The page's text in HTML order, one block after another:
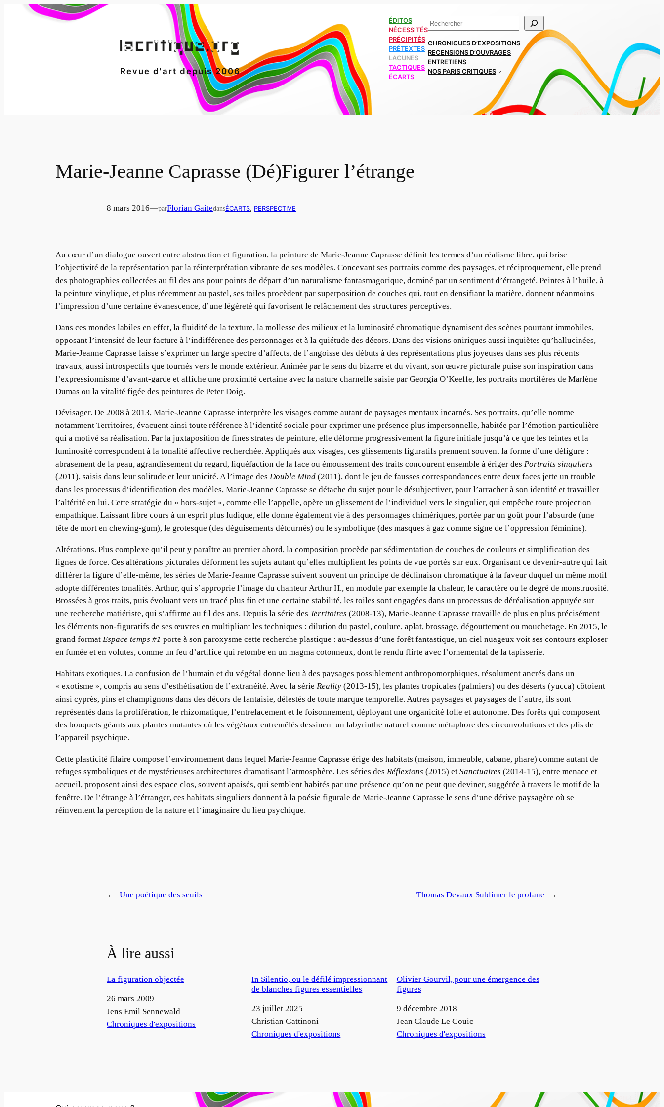
Revue d'art depuis 2006
ÉDITOS
NÉCESSITÉS
PRÉCIPITÉS
PRÉTEXTES
LACUNES
TACTIQUES
ÉCARTS
Rechercher
CHRONIQUES D’EXPOSITIONS
RECENSIONS D’OUVRAGES
ENTRETIENS
NOS PARIS CRITIQUES
Marie-Jeanne Caprasse (Dé)Figurer l’étrange
8 mars 2016—parFlorian GaitedansÉCARTS, PERSPECTIVE
Au cœur d’un dialogue ouvert entre abstraction et figuration, la peinture de Marie-Jeanne Caprasse définit les termes d’un réalisme libre, qui brise
l’objectivité de la représentation par la réinterprétation vibrante de ses modèles. Concevant ses portraits comme des paysages, et réciproquement, elle prend
des photographies collectées au fil des ans pour points de départ d’un naturalisme fantasmagorique, dominé par un sentiment d’étrangeté. Peintes à l’huile, à
la peinture vinylique, et plus récemment au pastel, ses toiles procèdent par superposition de couches qui, tout en densifiant la matière, donnent néanmoins
l’impression d’une certaine évanescence, d’une légèreté qui favorisent le relâchement des structures perceptives.
Dans ces mondes labiles en effet, la fluidité de la texture, la mollesse des milieux et la luminosité chromatique dynamisent des scènes pourtant immobiles,
opposant l’intensité de leur facture à l’indifférence des personnages et à la quiétude des décors. Dans des visions oniriques aussi inquiètes qu’hallucinées,
Marie-Jeanne Caprasse laisse s’exprimer un large spectre d’affects, de l’angoisse des débuts à des représentations plus joyeuses dans ses plus récents
travaux, aussi introspectifs que tournés vers le monde extérieur. Animée par le sens du bizarre et du vivant, son œuvre picturale puise son inspiration dans
l’expressionnisme d’avant-garde et affiche une proximité certaine avec la nature charnelle saisie par Georgia O’Keeffe, les portraits mortifères de Marlène
Dumas ou la vitalité figée des peintures de Peter Doig.
Dévisager. De 2008 à 2013, Marie-Jeanne Caprasse interprète les visages comme autant de paysages mentaux incarnés. Ses portraits, qu’elle nomme
notamment Territoires, évacuent ainsi toute référence à l’identité sociale pour exprimer une présence plus impersonnelle, habitée par l’émotion particulière
qui a motivé sa réalisation. Par la juxtaposition de fines strates de peinture, elle déforme progressivement la figure initiale jusqu’à ce que les teintes et la
luminosité correspondent à la tonalité affective recherchée. Appliqués aux visages, ces glissements figuratifs prennent souvent la forme d’une défigure :
abrasement de la peau, agrandissement du regard, liquéfaction de la face ou émoussement des traits concourent ensemble à ériger des Portraits singuliers
(2011), saisis dans leur solitude et leur unicité. A l’image des Double Mind (2011), dont le jeu de fausses correspondances entre deux faces jette un trouble
dans les processus d’identification des modèles, Marie-Jeanne Caprasse se détache du sujet pour le désubjectiver, pour l’arracher à son identité et travailler
l’altérité en lui. Cette stratégie du « hors-sujet », comme elle l’appelle, opère un glissement de l’individuel vers le singulier, qui empêche toute projection
empathique. Laissant libre cours à un esprit plus ludique, elle donne également vie à des personnages chimériques, portée par un goût pour l’absurde (une
tête de mort en chewing-gum), le grotesque (des déguisements détournés) ou le symbolique (des masques à gaz comme signe de l’oppression féminine).
Altérations. Plus complexe qu’il peut y paraître au premier abord, la composition procède par sédimentation de couches de couleurs et simplification des
lignes de force. Ces altérations picturales déforment les sujets autant qu’elles multiplient les points de vue portés sur eux. Organisant ce devenir-autre qui fait
différer la figure d’elle-même, les séries de Marie-Jeanne Caprasse suivent souvent un principe de déclinaison chromatique à la faveur duquel un même motif
adopte différentes tonalités. Arthur, qui s’approprie l’image du chanteur Arthur H., en module par exemple la chaleur, le caractère ou le degré de monstruosité.
Brossées à gros traits, puis évoluant vers un tracé plus fin et une certaine stabilité, les toiles sont engagées dans un processus de déréalisation appuyée sur
une recherche matiériste, qui s’affirme au fil des ans. Depuis la série des Territoires (2008-13), Marie-Jeanne Caprasse travaille de plus en plus précisément
les éléments non-figuratifs de ses œuvres en multipliant les techniques : dilution du pastel, coulure, aplat, brossage, dégouttement ou mouchetage. En 2015, le
grand format Espace temps #1 porte à son paroxysme cette recherche plastique : au-dessus d’une forêt fantastique, un ciel nuageux voit ses contours exploser
en fumée et en volutes, comme un feu d’artifice qui retombe en un magma cotonneux, dont le rendu flirte avec l’ornemental de la tapisserie.
Habitats exotiques. La confusion de l’humain et du végétal donne lieu à des paysages possiblement anthropomorphiques, résolument ancrés dans un
« exotisme », compris au sens d’esthétisation de l’extranéité. Avec la série Reality (2013-15), les plantes tropicales (palmiers) ou des déserts (yucca) côtoient
ainsi cyprès, pins et champignons dans des décors de fantaisie, délestés de toute marque temporelle. Autres paysages et paysages de l’autre, ils sont
représentés dans la prolifération, le rhizomatique, l’entrelacement et le foisonnement, déployant une organicité folle et autonome. Des forêts qui composent
des bouquets géants aux plantes mutantes où les végétaux entremêlés dessinent un labyrinthe naturel comme métaphore des circonvolutions et des plis de
l’appareil psychique.
Cette plasticité filaire compose l’environnement dans lequel Marie-Jeanne Caprasse érige des habitats (maison, immeuble, cabane, phare) comme autant de
refuges symboliques et de mystérieuses architectures dramatisant l’atmosphère. Les séries des Réflexions (2015) et Sanctuaires (2014-15), entre menace et
accueil, proposent ainsi des espace clos, souvent apaisés, qui semblent habités par une présence qu’on ne peut que deviner, suggérée à travers le motif de la
fenêtre. De l’étrange à l’étranger, ces habitats singuliers donnent à la poésie figurale de Marie-Jeanne Caprasse le sens d’une dérive paysagère où se
réinventent la perception de la nature et l’imaginaire du lieu psychique.
← Une poétique des seuils Thomas Devaux Sublimer le profane →
À lire aussi
La figuration objectée
Date
26 mars 2009
Auteur
Jens Emil Sennewald
Par rapport à
Chroniques d'expositions
In Silentio, ou le défilé impressionnant
de blanches figures essentielles
Date
23 juillet 2025
Auteur
Christian Gattinoni
Par rapport à
Chroniques d'expositions
Olivier Gourvil, pour une émergence des
figures
Date
9 décembre 2018
Auteur
Jean Claude Le Gouic
Par rapport à
Chroniques d'expositions